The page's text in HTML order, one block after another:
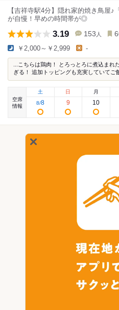
【吉祥寺駅4分】隠れ家的焼き鳥屋♪
が自慢！早めの時間帯が◎
3.19 153 人
￥2,000～￥2,999 -
...こちらは鶏肉！ とろっとろに煮込ま
ぎる！ 追加トッピングも充実していてご
空席
情報
土
8/8
日
9
月
10